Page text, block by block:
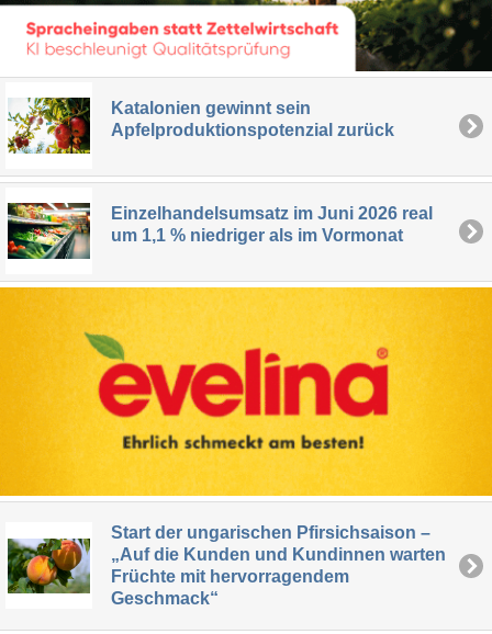
Katalonien gewinnt sein
Apfelproduktionspotenzial zurück
Einzelhandelsumsatz im Juni 2026 real
um 1,1 % niedriger als im Vormonat
Start der ungarischen Pfirsichsaison –
„Auf die Kunden und Kundinnen warten
Früchte mit hervorragendem
Geschmack“